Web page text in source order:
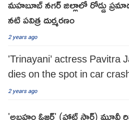
మహబూబ్ నగర్ జిల్లాలో రోడ్డు
నటి పవిత్ర దుర్మరణం
2 years ago
'Trinayani’ actress Pavitra
dies on the spot in car
2 years ago
'అబ్రహం ఓజ్లర్' (హాట్ స్టార్) మూవీ